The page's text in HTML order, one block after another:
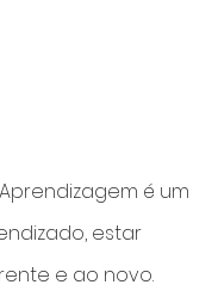
é um
estar
e ao novo.